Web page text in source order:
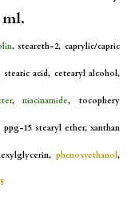
, steareth-2, caprylic/capric
acid, cetearyl alcohol,
,niacinamide, tocophery
15 stearyl ether, xanthan
phenoxyethanol,